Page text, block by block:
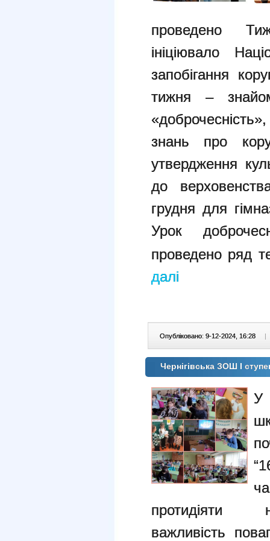
проведено
ініціювало
запобігання
тижня –
знань про
утвердження
до
грудня для
Урок
проведено ряд
далі
Опубліковано: 9-12-2024, 16:28 |
Чернігівська ЗОШ І
У
протидіяти
важливість